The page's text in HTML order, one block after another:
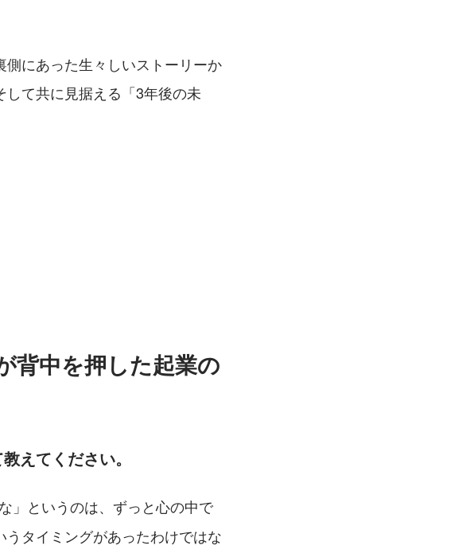
にあった生々しいストーリーか
て共に見据える「3年後の未
背中を押した起業の
えてください。
」というのは、ずっと心の中で
タイミングがあったわけではな